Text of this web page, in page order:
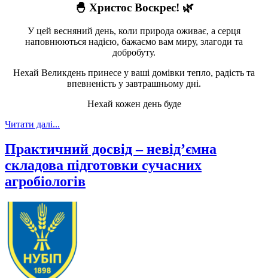
🐣 Христос Воскрес! 🌿
У цей весняний день, коли природа оживає, а серця
наповнюються надією, бажаємо вам миру, злагоди та
добробуту.
Нехай Великдень принесе у ваші домівки тепло, радість та
впевненість у завтрашньому дні.
Нехай кожен день буде
Читати далі...
Практичний досвід – невід’ємна
складова підготовки сучасних
агробіологів